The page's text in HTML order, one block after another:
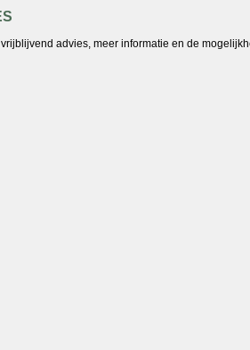
advies, meer informatie en de